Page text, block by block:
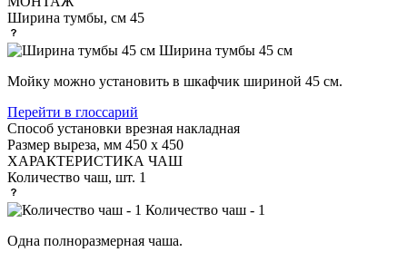
Ширина тумбы, см 45
Ширина тумбы 45 см
Мойку можно установить в шкафчик шириной 45 см.
Перейти в глоссарий
Способ установки врезная накладная
Размер выреза, мм 450 х 450
ХАРАКТЕРИСТИКА ЧАШ
Количество чаш, шт. 1
Количество чаш - 1
Одна полноразмерная чаша.